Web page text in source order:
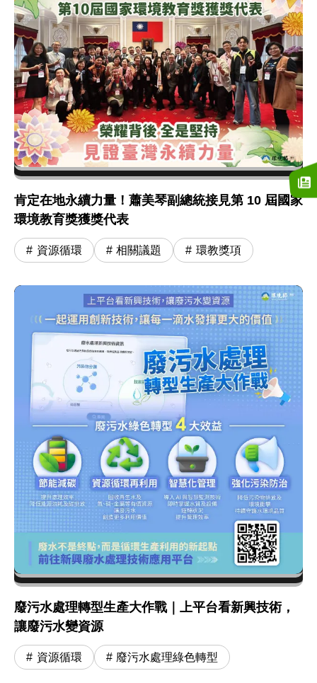
肯定在地永續力量！蕭美琴副總統接見第 10 屆國家
環境教育獎獲獎代表
資源循環 相關議題 環教獎項
廢污水處理轉型生產大作戰｜上平台看新興技術，
讓廢污水變資源
資源循環 廢污水處理綠色轉型